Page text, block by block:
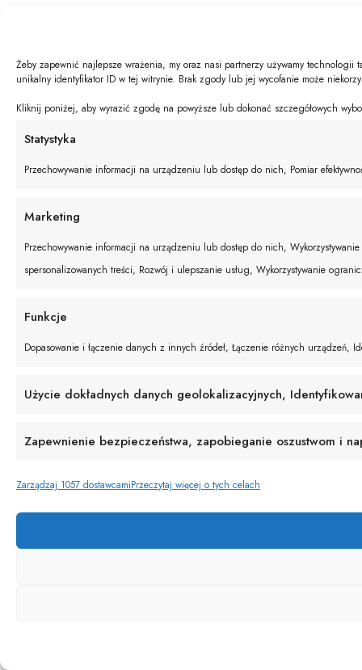
Żeby zapewnić najlepsze wrażenia, my oraz nasi partnerzy używamy
unikalny identyfikator ID w tej witrynie. Brak zgody lub jej wycofanie może
Kliknij poniżej, aby wyrazić zgodę na powyższe lub dokonać szczegółowych
Statystyka
Przechowywanie informacji na urządzeniu lub dostęp do nich, Pomiar
Marketing
Przechowywanie informacji na urządzeniu lub dostęp do nich,
spersonalizowanych treści, Rozwój i ulepszanie usług, Wykorzystywanie
Funkcje
Dopasowanie i łączenie danych z innych źródeł, Łączenie różnych urządzeń,
Użycie dokładnych danych geolokalizacyjnych,
Zapewnienie bezpieczeństwa, zapobieganie oszustwom i
Zarządzaj 1057 dostawcamiPrzeczytaj więcej o tych celach